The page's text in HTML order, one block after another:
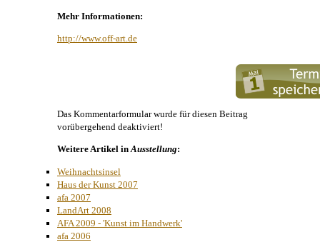
Mehr Informationen:
http://www.off-art.de
Das Kommentarformular wurde für diesen Beitrag
vorübergehend deaktiviert!
Weitere Artikel inAusstellung:
Weihnachtsinsel
Haus der Kunst 2007
afa 2007
LandArt 2008
AFA 2009 - 'Kunst im Handwerk'
afa 2006